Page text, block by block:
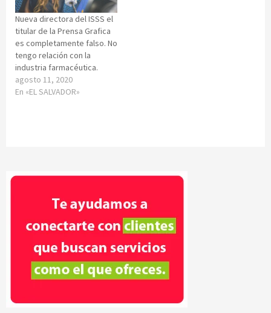
Nueva directora del ISSS el
titular de la Prensa Grafica
es completamente falso. No
tengo relación con la
industria farmacéutica.
agosto 11, 2020
En «EL SALVADOR»